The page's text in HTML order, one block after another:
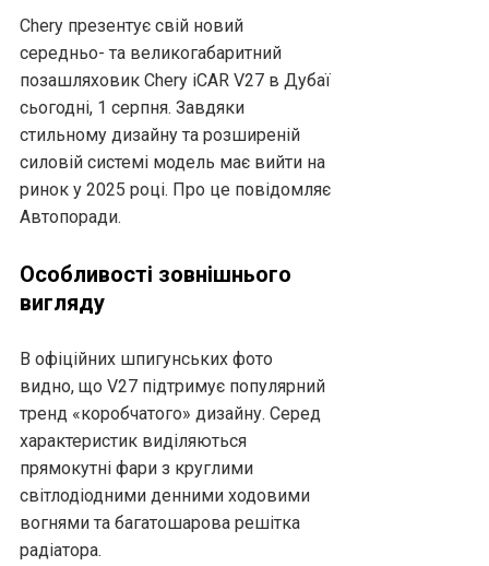
Chery презентує свій новий
середньо- та великогабаритний
позашляховик Chery iCAR V27 в Дубаї
сьогодні, 1 серпня. Завдяки
стильному дизайну та розширеній
силовій системі модель має вийти на
ринок у 2025 році. Про це повідомляє
Автопоради.
Особливості зовнішнього
вигляду
В офіційних шпигунських фото
видно, що V27 підтримує популярний
тренд «коробчатого» дизайну. Серед
характеристик виділяються
прямокутні фари з круглими
світлодіодними денними ходовими
вогнями та багатошарова решітка
радіатора.